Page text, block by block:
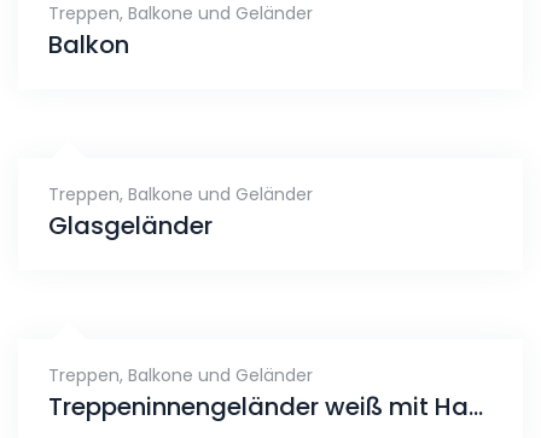
Treppen, Balkone und Geländer
Balkon
Treppen, Balkone und Geländer
Glasgeländer
Treppen, Balkone und Geländer
Treppeninnengeländer weiß mit Handlauf VA